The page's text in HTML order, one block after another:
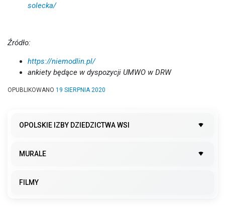
solecka/
Źródło:
https://niemodlin.pl/
ankiety będące w dyspozycji UMWO w DRW
OPUBLIKOWANO 19 SIERPNIA 2020
OPOLSKIE IZBY DZIEDZICTWA WSI
MURALE
FILMY